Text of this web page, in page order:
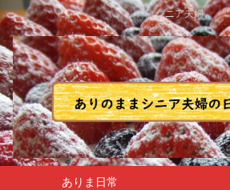
シニア夫婦
ありま日常